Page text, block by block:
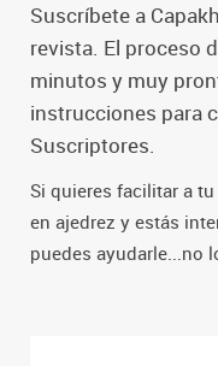
Suscríbete a
revista. El proceso
minutos y muy
instrucciones para
Suscriptores.
Si quieres facilitar a
en ajedrez y estás
puedes ayudarle...no